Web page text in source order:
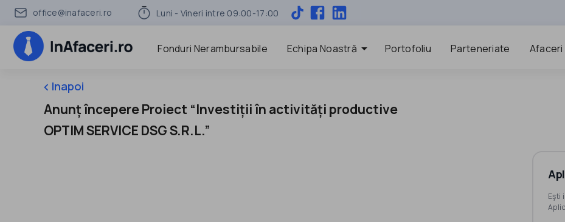
office@inafaceri.ro Luni - Vineri intre 09:00-17:00
Fonduri Nerambursabile Echipa Noastră arrow_drop_down Portofoliu Parteneriate Afaceri
keyboard_arrow_leftInapoi
Anunț începere Proiect “Investiții în activități productive
OPTIM SERVICE DSG S.R.L.”
Eşti